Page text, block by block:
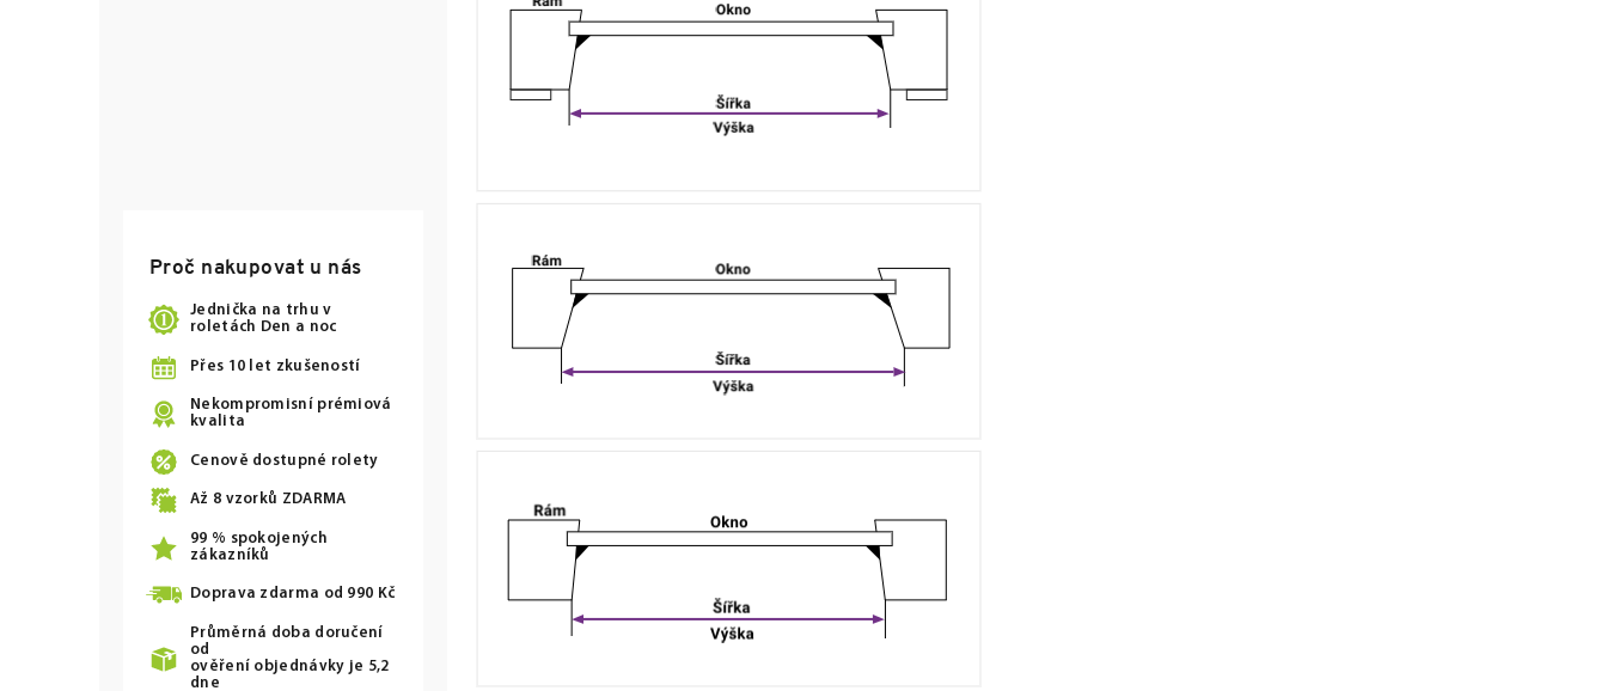
Proč nakupovat u nás
Jednička na trhu v
roletách Den a noc
Přes 10 let zkušeností
Nekompromisní prémiová
kvalita
Cenově dostupné rolety
Až 8 vzorků ZDARMA
99 % spokojených
zákazníků
Doprava zdarma od 990 Kč
Průměrná doba doručení
od
ověření objednávky je 5,2
dne